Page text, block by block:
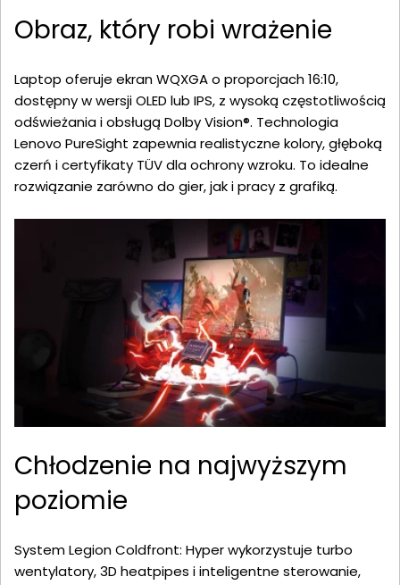
Obraz, który robi wrażenie
Laptop oferuje ekran WQXGA o proporcjach 16:10,
dostępny w wersji OLED lub IPS, z wysoką częstotliwością
odświeżania i obsługą Dolby Vision®. Technologia
Lenovo PureSight zapewnia realistyczne kolory, głęboką
czerń i certyfikaty TÜV dla ochrony wzroku. To idealne
rozwiązanie zarówno do gier, jak i pracy z grafiką.
Chłodzenie na najwyższym
poziomie
System Legion Coldfront: Hyper wykorzystuje turbo
wentylatory, 3D heatpipes i inteligentne sterowanie,